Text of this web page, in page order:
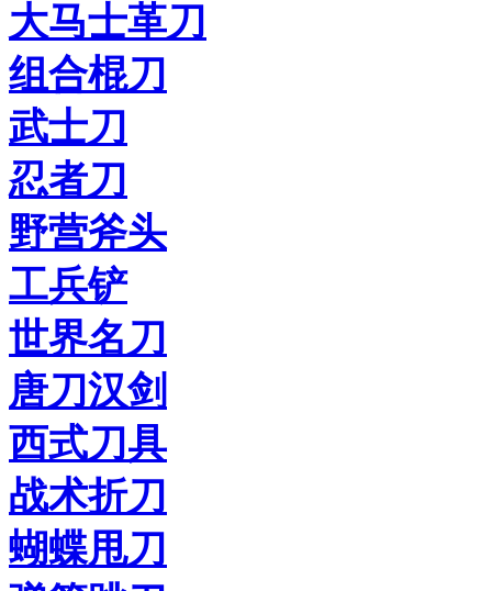
大马士革刀
组合棍刀
武士刀
忍者刀
野营斧头
工兵铲
世界名刀
唐刀汉剑
西式刀具
战术折刀
蝴蝶甩刀